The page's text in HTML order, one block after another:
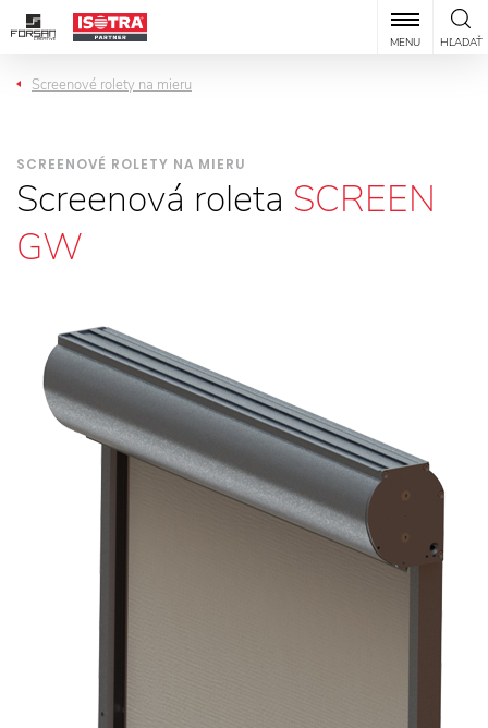
HĽADAŤ
MENU
Screenové rolety na mieru
SCREENOVÉ ROLETY NA MIERU
Screenová roleta SCREEN
GW